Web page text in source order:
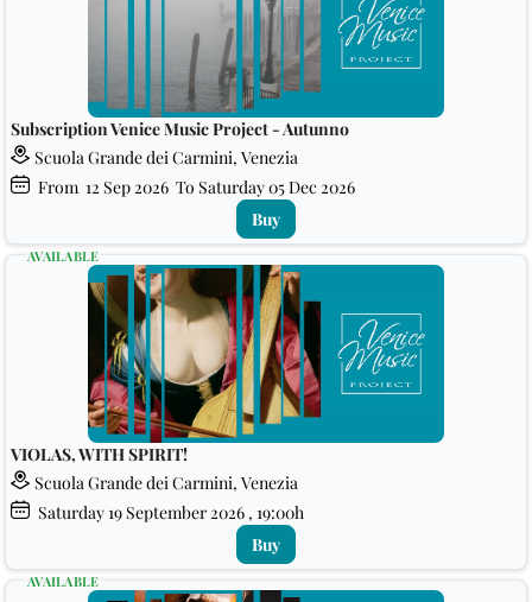
Subscription Venice Music Project - Autunno
Scuola Grande dei Carmini, Venezia
From 12 Sep 2026 To Saturday05Dec 2026
Buy
VIOLAS, WITH SPIRIT!
Scuola Grande dei Carmini, Venezia
Saturday19September 2026 , 19:00h
AVAILABLE
Buy
AVAILABLE